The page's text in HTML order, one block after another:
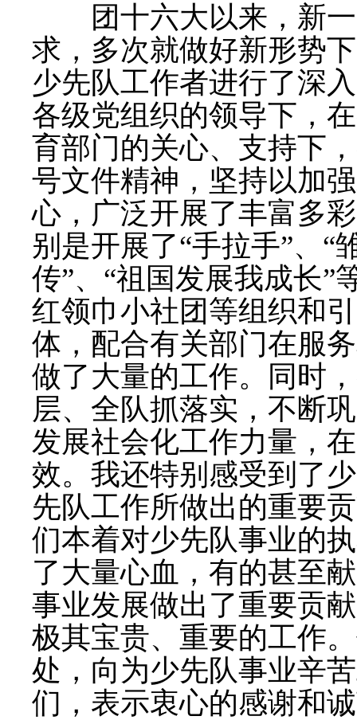
团十六大以来，新一
求，多次就做好新形势
少先队工作者进行了深
各级党组织的领导下，
育部门的关心、支持下
号文件精神，坚持以加
心，广泛开展了丰富多
别是开展了“手拉手”、 “
传”、 “祖国发展我成长”
红领巾小社团等组织和
体，配合有关部门在服
做了大量的工作。同时
层、全队抓落实，不断
发展社会化工作力量，
效。我还特别感受到了
先队工作所做出的重要
们本着对少先队事业的
了大量心血，有的甚至
事业发展做出了重要贡
极其宝贵、重要的工作
处，向为少先队事业辛
们，表示衷心的感谢和